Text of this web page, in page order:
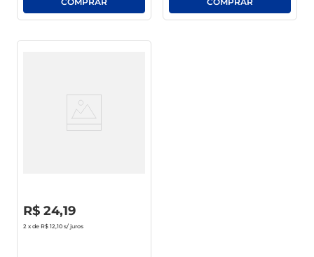
R$ 24,19
2 x de R$ 12,10 s/ juros